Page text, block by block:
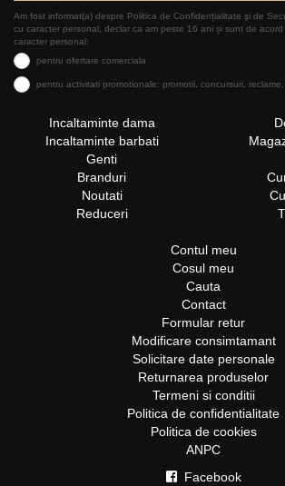
Am fost informat(a) despre Politica de Confidențialitate şi de
cu caracter personal, declar ca am peste 16 ani și sunt de
caracter personal:
pentru ofertare comerciala
pentru activitati promotionale: promotii, concursuri,
Incaltaminte dama
Incaltaminte barbati
Genti
Branduri
Noutati
Reduceri
Contul meu
Cosul meu
Cauta
Contact
Formular retur
Modificare consimtamant
Solicitare date personale
Returnarea produselor
Termeni si conditii
Politica de confidentialitate
Politica de cookies
ANPC
Facebook